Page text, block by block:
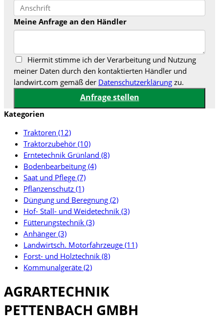
Meine Anfrage an den Händler
Hiermit stimme ich der Verarbeitung und Nutzung
meiner Daten durch den kontaktierten Händler und
landwirt.com gemäß der Datenschutzerklärung zu.
Kategorien
Traktoren (12)
Traktorzubehör (10)
Erntetechnik Grünland (8)
Bodenbearbeitung (4)
Saat und Pflege (7)
Pflanzenschutz (1)
Düngung und Beregnung (2)
Hof- Stall- und Weidetechnik (3)
Fütterungstechnik (3)
Anhänger (3)
Landwirtsch. Motorfahrzeuge (11)
Forst- und Holztechnik (8)
Kommunalgeräte (2)
AGRARTECHNIK
PETTENBACH GMBH